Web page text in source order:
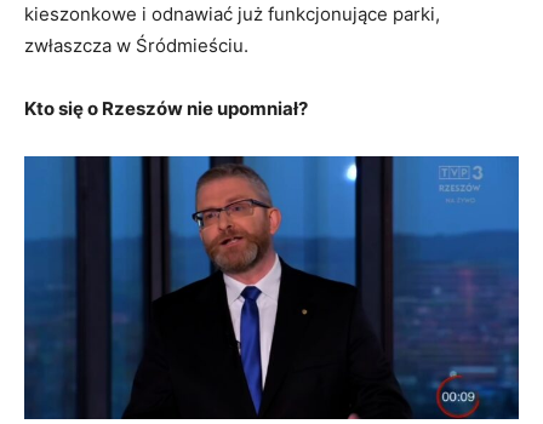
kieszonkowe i odnawiać już funkcjonujące parki,
zwłaszcza w Śródmieściu.
Kto się o Rzeszów nie upomniał?